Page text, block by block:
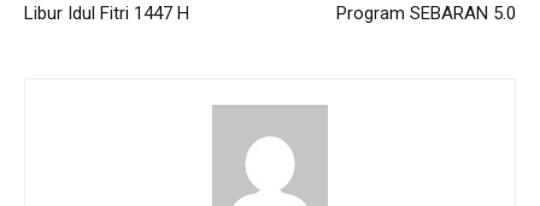
Libur Idul Fitri 1447 H
Program SEBARAN 5.0